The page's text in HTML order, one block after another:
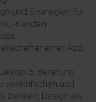
und Strategien für
-Kunden,
einer App
& Beratung
vereinfachen und
Denken, Design als